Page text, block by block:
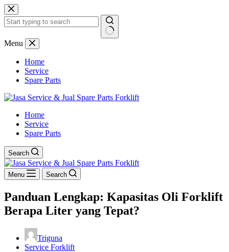
Skip
to
content
No
Menu
Home
Service
Spare Parts
Home
Service
Spare Parts
Search
Menu Search
Panduan Lengkap: Kapasitas Oli Forklift
Berapa Liter yang Tepat?
Triguna
Service Forklift